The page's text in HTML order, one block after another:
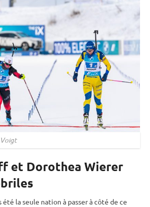
et Dorothea Wierer
été la seule nation à passer à côté de ce